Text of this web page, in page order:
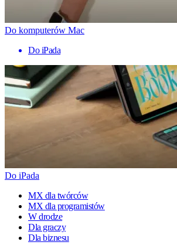
Do komputerów Mac
Do iPada
Do iPada
MX dla twórców
MX dla programistów
W drodze
Dla graczy
Dla biznesu